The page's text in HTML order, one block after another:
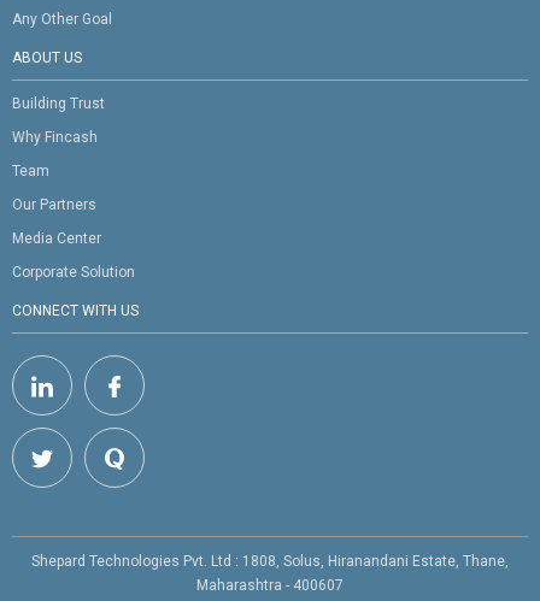
Any Other Goal
ABOUT US
Building Trust
Why Fincash
Team
Our Partners
Media Center
Corporate Solution
CONNECT WITH US
Shepard Technologies Pvt. Ltd : 1808, Solus, Hiranandani Estate, Thane,
Maharashtra - 400607